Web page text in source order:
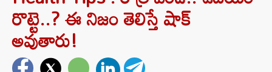
రొట్టె..? ఈ నిజం తెలిస్తే షాక్
అవుతారు!